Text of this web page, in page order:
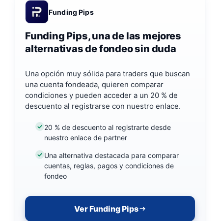
Funding Pips
Funding Pips, una de las mejores
alternativas de fondeo sin duda
Una opción muy sólida para traders que buscan
una cuenta fondeada, quieren comparar
condiciones y pueden acceder a un 20 % de
descuento al registrarse con nuestro enlace.
20 % de descuento al registrarte desde
nuestro enlace de partner
Una alternativa destacada para comparar
cuentas, reglas, pagos y condiciones de
fondeo
Ver Funding Pips